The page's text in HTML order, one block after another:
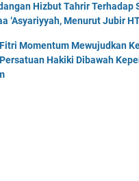
Hizbut Tahrir Terhadap
‘Asyariyyah, Menurut Jubir
Momentum Mewujudkan
Hakiki Dibawah